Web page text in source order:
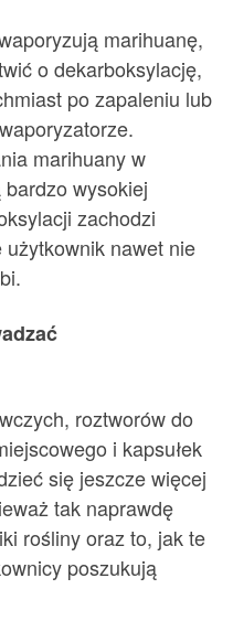
marihuanę,
o dekarboksylację,
po zapaleniu lub
marihuany w
wysokiej
zachodzi
nawet nie
roztworów do
i kapsułek
się jeszcze więcej
tak naprawdę
rośliny oraz to, jak te
poszukują